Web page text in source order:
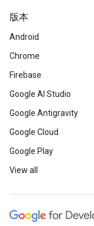
版本
Android
Chrome
Firebase
Google AI Studio
Google Antigravity
Google Cloud
Google Play
View all